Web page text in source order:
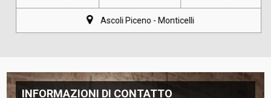
Ascoli Piceno - Monticelli
INFORMAZIONI DI CONTATTO